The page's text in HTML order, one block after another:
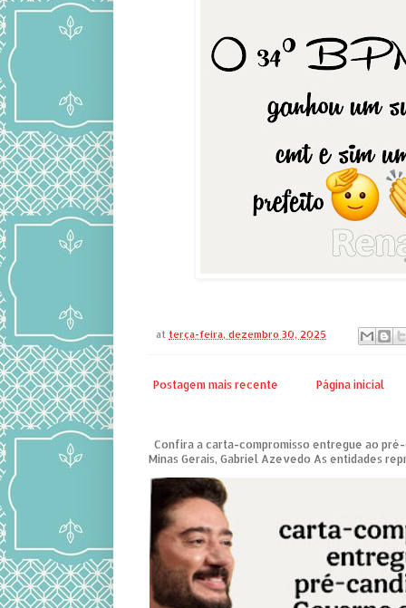
at terça-feira, dezembro 30, 2025
Postagem mais recente Página inicial
Confira a carta-compromisso entregue ao
Minas Gerais, Gabriel Azevedo As entidades